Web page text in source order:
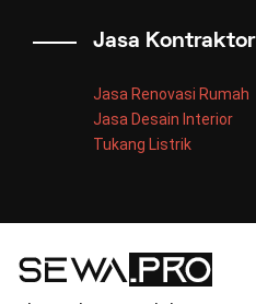
Jasa Kontraktor
Jasa Renovasi Rumah
Jasa Desain Interior
Tukang Listrik